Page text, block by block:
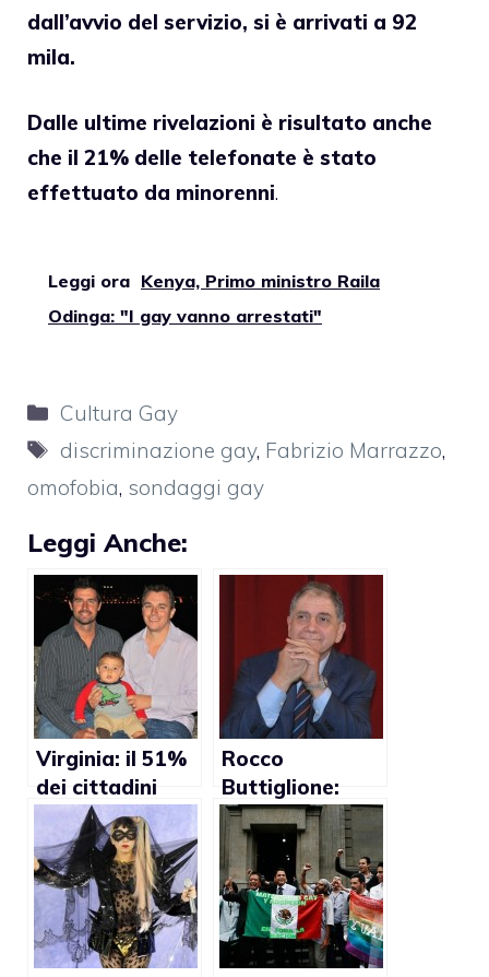
dall’avvio del servizio, si è arrivati a 92
mila.
Dalle ultime rivelazioni è risultato anche
che il 21% delle telefonate è stato
effettuato da minorenni.
Leggi ora Kenya, Primo ministro Raila
Odinga: "I gay vanno arrestati"
Categorie
Cultura Gay
Tag
discriminazione gay, Fabrizio Marrazzo,
omofobia, sondaggi gay
Leggi Anche:
Virginia: il 51%
dei cittadini
favorevole alle
adozioni gay
Rocco
Buttiglione:
“L’omosessualit
à? Un disordine
morale”